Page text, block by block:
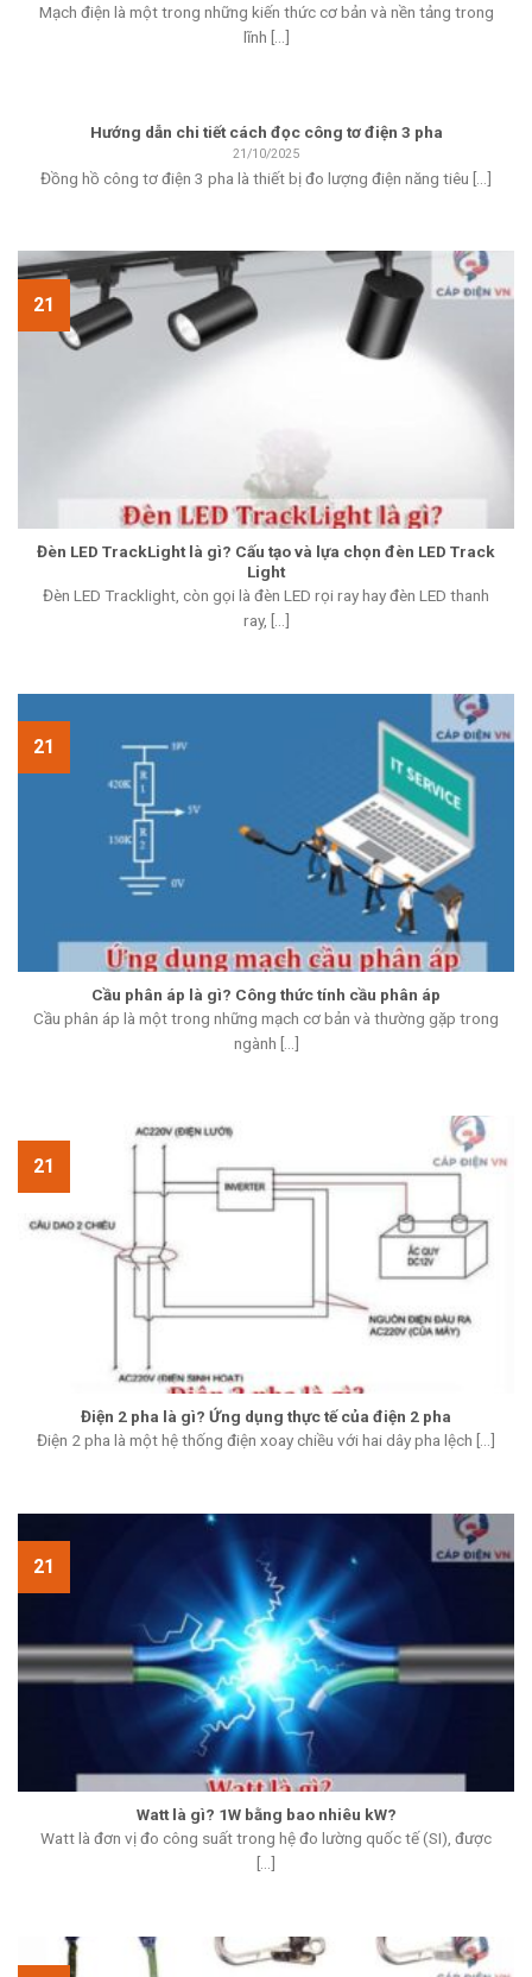
Mạch điện là một trong những kiến thức cơ bản và nền tảng trong
lĩnh [...]
Hướng dẫn chi tiết cách đọc công tơ điện 3 pha
21/10/2025
Đồng hồ công tơ điện 3 pha là thiết bị đo lượng điện năng tiêu [...]
Đèn LED TrackLight là gì? Cấu tạo và lựa chọn đèn LED Track
Light
Đèn LED Tracklight, còn gọi là đèn LED rọi ray hay đèn LED thanh
ray, [...]
21
Cầu phân áp là gì? Công thức tính cầu phân áp
Cầu phân áp là một trong những mạch cơ bản và thường gặp trong
ngành [...]
21
Điện 2 pha là gì? Ứng dụng thực tế của điện 2 pha
Điện 2 pha là một hệ thống điện xoay chiều với hai dây pha lệch [...]
21
Watt là gì? 1W bằng bao nhiêu kW?
Watt là đơn vị đo công suất trong hệ đo lường quốc tế (SI), được
[...]
21